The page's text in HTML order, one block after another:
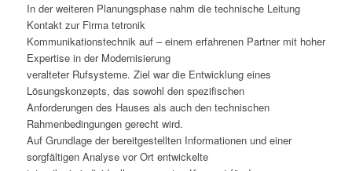
In der weiteren Planungsphase nahm die technische Leitung
Kontakt zur Firma tetronik
Kommunikationstechnik auf – einem erfahrenen Partner mit hoher
Expertise in der Modernisierung
veralteter Rufsysteme. Ziel war die Entwicklung eines
Lösungskonzepts, das sowohl den spezifischen
Anforderungen des Hauses als auch den technischen
Rahmenbedingungen gerecht wird.
Auf Grundlage der bereitgestellten Informationen und einer
sorgfältigen Analyse vor Ort entwickelte